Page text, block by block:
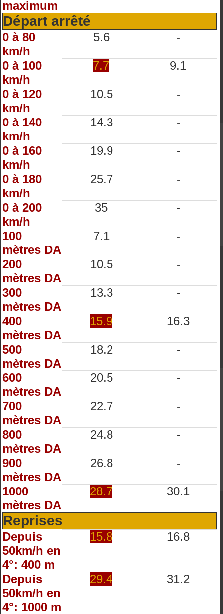
maximum
Départ arrêté
0 à 80
km/h
5.6 -
0 à 100
km/h
7.7 9.1
0 à 120
km/h
10.5 -
0 à 140
km/h
14.3 -
0 à 160
km/h
19.9 -
0 à 180
km/h
25.7 -
0 à 200
km/h
35 -
100
mètres DA
7.1 -
200
mètres DA
10.5 -
300
mètres DA
13.3 -
400
mètres DA
15.9 16.3
500
mètres DA
18.2 -
600
mètres DA
20.5 -
700
mètres DA
22.7 -
800
mètres DA
24.8 -
900
mètres DA
26.8 -
1000
mètres DA
28.7 30.1
Reprises
Depuis
50km/h en
4°: 400 m
15.8 16.8
Depuis
50km/h en
4°: 1000 m
29.4 31.2